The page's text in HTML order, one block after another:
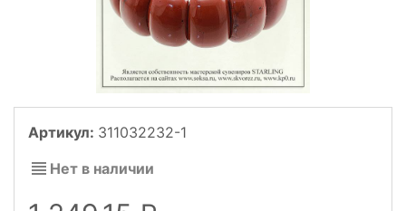
Артикул: 311032232-1
Нет в наличии